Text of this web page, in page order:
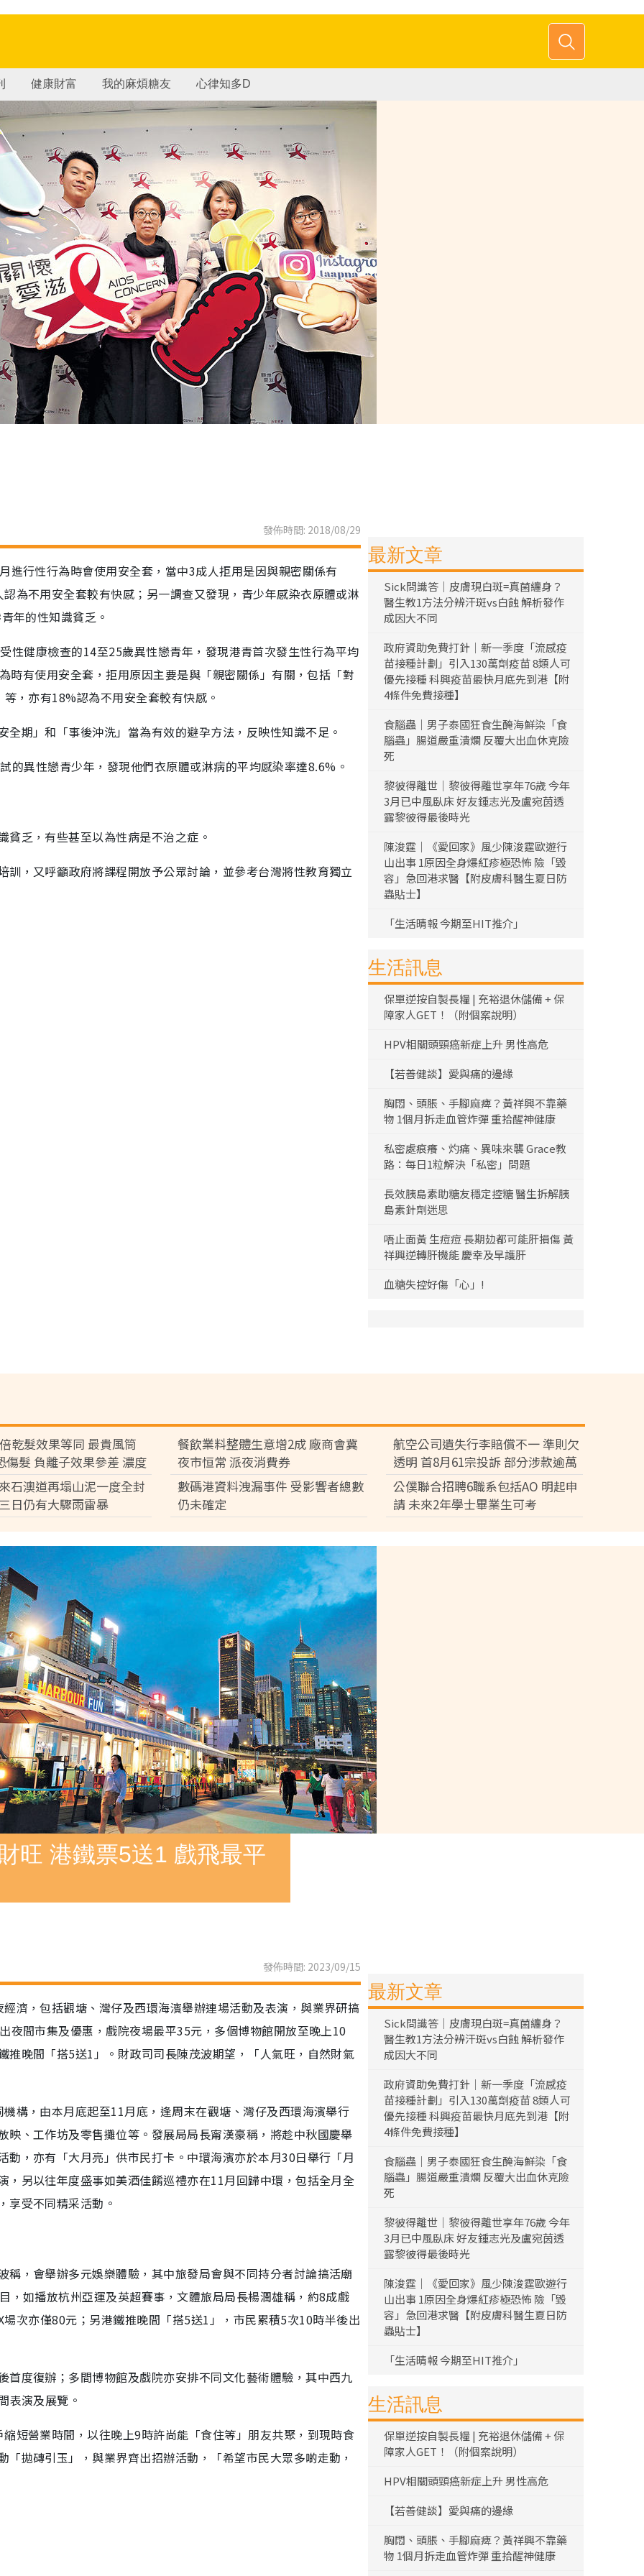
健康財富 我的麻煩糖友 心律知多D
發佈時間: 2018/08/29
進行性行為時會使用安全套，當中3成人拒用是因與親密關係有
為不用安全套較有快感；另一調查又發現，青少年感染衣原體或淋
年的性知識貧乏。
性健康檢查的14至25歲異性戀青年，發現港青首次發生性行為平均
時有使用安全套，拒用原因主要是與「親密關係」有關，包括「對
，亦有18%認為不用安全套較有快感。
期」和「事後沖洗」當為有效的避孕方法，反映性知識不足。
異性戀青少年，發現他們衣原體或淋病的平均感染率達8.6%。
乏，有些甚至以為性病是不治之症。
，又呼籲政府將課程開放予公眾討論，並參考台灣將性教育獨立
最新文章
Sick問識答｜皮膚現白斑=真菌纏身？
醫生教1方法分辨汗斑vs白蝕 解析發作
成因大不同
政府資助免費打針｜新一季度「流感疫
苗接種計劃」引入130萬劑疫苗 8類人可
優先接種 科興疫苗最快月底先到港【附
4條件免費接種】
食腦蟲｜男子泰國狂食生醃海鮮染「食
腦蟲」腸道嚴重潰爛 反覆大出血休克險
死
黎彼得離世｜黎彼得離世享年76歲 今年
3月已中風臥床 好友鍾志光及盧宛茵透
露黎彼得最後時光
陳浚霆｜《愛回家》風少陳浚霆歐遊行
山出事 1原因全身爆紅疹極恐怖 險「毀
容」急回港求醫【附皮膚科醫生夏日防
蟲貼士】
「生活晴報 今期至HIT推介」
生活訊息
保單逆按自製長糧 | 充裕退休儲備 + 保
障家人GET！（附個案說明）
HPV相關頭頸癌新症上升 男性高危
【若善健談】愛與痛的邊緣
胸悶、頭脹、手腳麻痺？黃祥興不靠藥
物 1個月拆走血管炸彈 重拾醒神健康
私密處痕癢、灼痛、異味來襲 Grace教
路：每日1粒解決「私密」問題
長效胰島素助糖友穩定控糖 醫生拆解胰
島素針劑迷思
唔止面黃 生痘痘 長期攰都可能肝損傷 黃
祥興逆轉肝機能 慶幸及早護肝
血糖失控好傷「心」!
乾髮效果等同 最貴風筒
傷髮 負離子效果參差 濃度
餐飲業料整體生意增2成 廠商會冀
夜市恒常 派夜消費券
航空公司遺失行李賠償不一 準則欠
透明 首8月61宗投訴 部分涉款逾萬
元
石澳道再塌山泥一度全封
日仍有大驟雨雷暴
數碼港資料洩漏事件 受影響者總數
仍未確定
公僕聯合招聘6職系包括AO 明起申
請 未來2年學士畢業生可考
旺 港鐵票5送1 戲飛最平
發佈時間: 2023/09/15
濟，包括觀塘、灣仔及西環海濱舉辦連場活動及表演，與業界研搞
夜間市集及優惠，戲院夜場最平35元，多個博物館開放至晚上10
推晚間「搭5送1」。財政司司長陳茂波期望，「人氣旺，自然財氣
構，由本月底起至11月底，逢周末在觀塘、灣仔及西環海濱舉行
、工作坊及零售攤位等。發展局局長甯漢豪稱，將趁中秋國慶舉
，亦有「大月亮」供市民打卡。中環海濱亦於本月30日舉行「月
另以往年度盛事如美酒佳餚巡禮亦在11月回歸中環，包括全月全
享受不同精采活動。
，會舉辦多元娛樂體驗，其中旅發局會與不同持分者討論搞活廟
，如播放杭州亞運及英超賽事，文體旅局局長楊潤雄稱，約8成戲
次亦僅80元；另港鐵推晚間「搭5送1」，市民累積5次10時半後出
度復辦；多間博物館及戲院亦安排不同文化藝術體驗，其中西九
表演及展覽。
短營業時間，以往晚上9時許尚能「食住等」朋友共聚，到現時食
拋磚引玉」，與業界齊出招辦活動，「希望市民大眾多啲走動，
最新文章
Sick問識答｜皮膚現白斑=真菌纏身？
醫生教1方法分辨汗斑vs白蝕 解析發作
成因大不同
政府資助免費打針｜新一季度「流感疫
苗接種計劃」引入130萬劑疫苗 8類人可
優先接種 科興疫苗最快月底先到港【附
4條件免費接種】
食腦蟲｜男子泰國狂食生醃海鮮染「食
腦蟲」腸道嚴重潰爛 反覆大出血休克險
死
黎彼得離世｜黎彼得離世享年76歲 今年
3月已中風臥床 好友鍾志光及盧宛茵透
露黎彼得最後時光
陳浚霆｜《愛回家》風少陳浚霆歐遊行
山出事 1原因全身爆紅疹極恐怖 險「毀
容」急回港求醫【附皮膚科醫生夏日防
蟲貼士】
「生活晴報 今期至HIT推介」
生活訊息
保單逆按自製長糧 | 充裕退休儲備 + 保
障家人GET！（附個案說明）
HPV相關頭頸癌新症上升 男性高危
【若善健談】愛與痛的邊緣
胸悶、頭脹、手腳麻痺？黃祥興不靠藥
物 1個月拆走血管炸彈 重拾醒神健康